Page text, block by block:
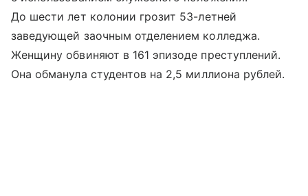
До шести лет колонии грозит 53-летней
заведующей заочным отделением колледжа.
Женщину обвиняют в 161 эпизоде преступлений.
Она обманула студентов на 2,5 миллиона рублей.